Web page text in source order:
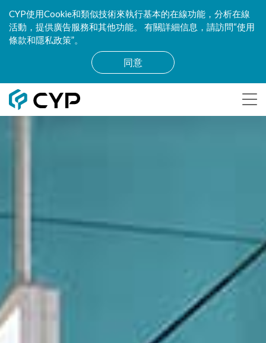
CYP使用Cookie和類似技術來執行基本的在線功能，分析在線
活動，提供廣告服務和其他功能。 有關詳細信息，請訪問“使用
條款和隱私政策”。
同意